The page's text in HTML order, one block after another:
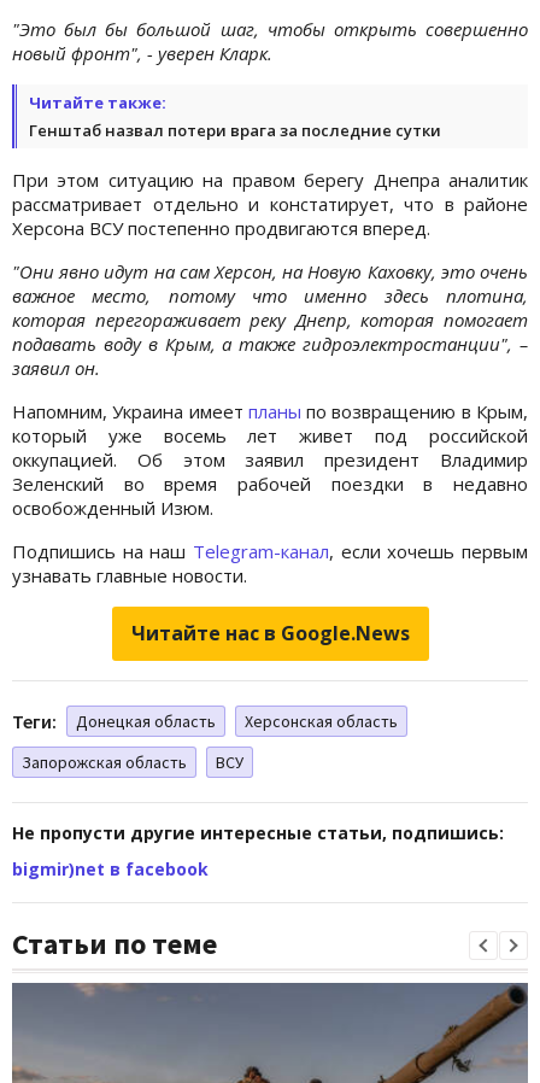
"Это был бы большой шаг, чтобы открыть совершенно
новый фронт", - уверен Кларк.
Читайте также:
Генштаб назвал потери врага за последние сутки
При этом ситуацию на правом берегу Днепра аналитик
рассматривает отдельно и констатирует, что в районе
Херсона ВСУ постепенно продвигаются вперед.
"Они явно идут на сам Херсон, на Новую Каховку, это очень
важное место, потому что именно здесь плотина,
которая перегораживает реку Днепр, которая помогает
подавать воду в Крым, а также гидроэлектростанции", –
заявил он.
Напомним, Украина имеет планы по возвращению в Крым,
который уже восемь лет живет под российской
оккупацией. Об этом заявил президент Владимир
Зеленский во время рабочей поездки в недавно
освобожденный Изюм.
Подпишись на наш Telegram-канал, если хочешь первым
узнавать главные новости.
Читайте нас в Google.News
Теги: Донецкая область
Херсонская область
Запорожская область
ВСУ
Не пропусти другие интересные статьи, подпишись:
bigmir)net в facebook
Статьи по теме